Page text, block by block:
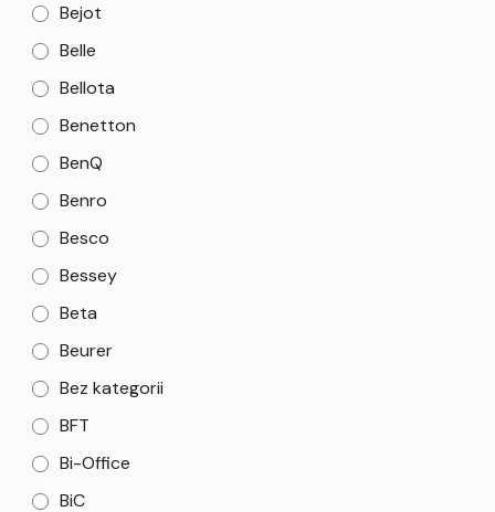
Bejot
Belle
Bellota
Benetton
BenQ
Benro
Besco
Bessey
Beta
Beurer
Bez kategorii
BFT
Bi-Office
BiC